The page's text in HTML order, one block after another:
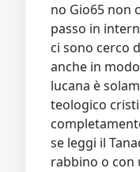
no Gio65 non
passo in
ci sono cerco
anche in
lucana è
teologico
se leggi il
rabbino o con